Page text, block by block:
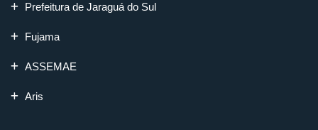
Prefeitura de Jaraguá do Sul
Fujama
ASSEMAE
Aris